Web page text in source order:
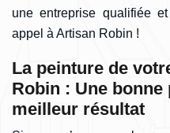
une entreprise qualifiée
appel à Artisan Robin !
La peinture de
Robin : Une
meilleur résultat